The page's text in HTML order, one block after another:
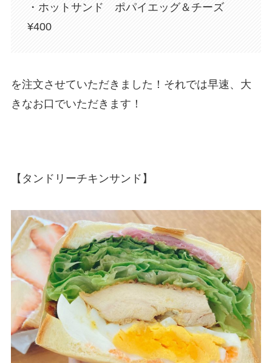
・ホットサンド ポパイエッグ＆チーズ
¥400
を注文させていただきました！それでは早速、大
きなお口でいただきます！
【タンドリーチキンサンド】